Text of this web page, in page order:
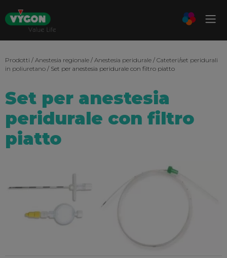
Prodotti / Anestesia regionale / Anestesia peridurale / Cateteri/set peridurali
in poliuretano / Set per anestesia peridurale con filtro piatto
Set per anestesia
peridurale con filtro
piatto